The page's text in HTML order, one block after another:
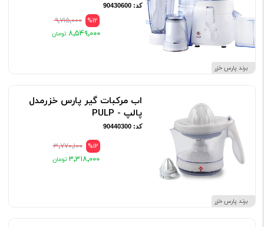
برند پارس خزر
کد: 90430600
%12 ۹٬۷۱۵٬۰۰۰
۸٬۵۴۹٬۰۰۰
برند پارس خزر
اب مرکبات گیر پارس خزرمدل
پالپ - PULP
کد: 90440300
%12 ۳٬۷۷۰٬۱۰۰
۳٬۳۱۸٬۰۰۰